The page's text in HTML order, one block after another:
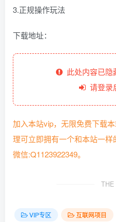
3.正规操作玩法
下载地址：
此处内容已隐
请登录
加入本站vip，无限免费下载
理可立即拥有一个和本站一
微信:Q1123922349。
THE
VIP专区 互联网项目